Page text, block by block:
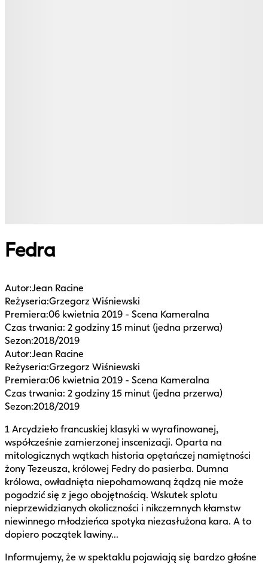
Fedra
Autor:Jean Racine
Reżyseria:Grzegorz Wiśniewski
Premiera:06 kwietnia 2019 - Scena Kameralna
Czas trwania: 2 godziny 15 minut (jedna przerwa)
Sezon:2018/2019
Autor:Jean Racine
Reżyseria:Grzegorz Wiśniewski
Premiera:06 kwietnia 2019 - Scena Kameralna
Czas trwania: 2 godziny 15 minut (jedna przerwa)
Sezon:2018/2019
1 Arcydzieło francuskiej klasyki w wyrafinowanej,
współcześnie zamierzonej inscenizacji. Oparta na
mitologicznych wątkach historia opętańczej namiętności
żony Tezeusza, królowej Fedry do pasierba. Dumna
królowa, owładnięta niepohamowaną żądzą nie może
pogodzić się z jego obojętnością. Wskutek splotu
nieprzewidzianych okoliczności i nikczemnych kłamstw
niewinnego młodzieńca spotyka niezasłużona kara. A to
dopiero początek lawiny...
Informujemy, że w spektaklu pojawiają się bardzo głośne